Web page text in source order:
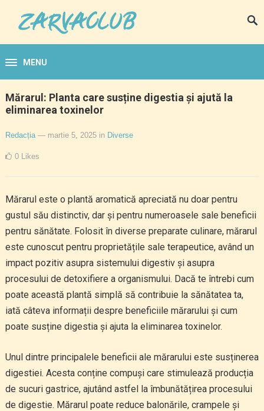
MENU
Mărarul: Planta care susține digestia și ajută la
eliminarea toxinelor
Redacția — martie 5, 2025 in Diverse
0 Likes
Mărarul este o plantă aromatică apreciată nu doar pentru
gustul său distinctiv, dar și pentru numeroasele sale beneficii
pentru sănătate. Folosit în diverse preparate culinare, mărarul
este cunoscut pentru proprietățile sale terapeutice, având un
impact pozitiv asupra sistemului digestiv și asupra
procesului de detoxifiere a organismului. Dacă te întrebi cum
poate această plantă simplă să contribuie la sănătatea ta,
iată câteva informații despre beneficiile mărarului și cum
poate susține digestia și ajuta la eliminarea toxinelor.
Unul dintre principalele beneficii ale mărarului este susținerea
digestiei. Acesta conține compuși care stimulează producția
de sucuri gastrice, ajutând astfel la îmbunătățirea procesului
de digestie. Mărarul poate reduce balonările, crampele și